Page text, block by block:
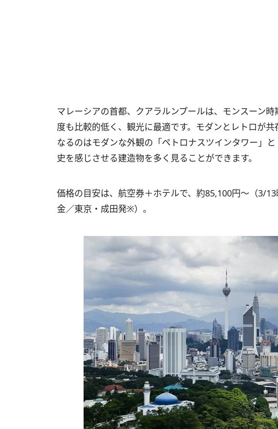
マレーシアの首都、クアラルンプールは、モンスーン
度も比較的低く、観光に最適です。モダンとレトロが
なるのはモダンな外観の「ペトロナスツインタワー」
史を感じさせる建造物を多く見ることができます。
価格の目安は、航空券＋ホテルで、約85,100円～（
金／東京・成田発※）。